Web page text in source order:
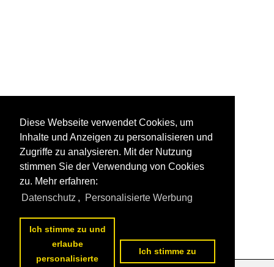
Diese Webseite verwendet Cookies, um
Inhalte und Anzeigen zu personalisieren und
Zugriffe zu analysieren. Mit der Nutzung
stimmen Sie der Verwendung von Cookies
zu. Mehr erfahren:
Datenschutz , Personalisierte Werbung
Ich stimme zu und
erlaube
personalisierte
Ich stimme zu